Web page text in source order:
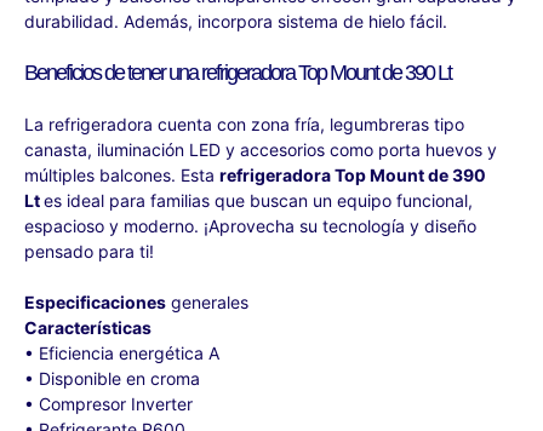
durabilidad. Además, incorpora sistema de hielo fácil.
Beneficios de tener una refrigeradora Top Mount de 390 Lt
La refrigeradora cuenta con zona fría, legumbreras tipo
canasta, iluminación LED y accesorios como porta huevos y
múltiples balcones. Esta refrigeradora Top Mount de 390
Ltes ideal para familias que buscan un equipo funcional,
espacioso y moderno. ¡Aprovecha su tecnología y diseño
pensado para ti!
Especificaciones generales
Características
• Eficiencia energética A
• Disponible en croma
• Compresor Inverter